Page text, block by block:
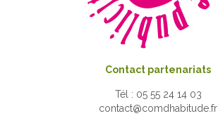
Contact partenariats
Tél : 05 55 24 14 03
contact@comdhabitude.fr